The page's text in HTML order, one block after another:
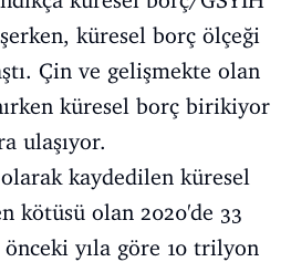
küresel borç ölçeği
Çin ve gelişmekte olan
küresel borç birikiyor
ulaşıyor.
kaydedilen küresel
kötüsü olan 2020'de 33
yıla göre 10 trilyon